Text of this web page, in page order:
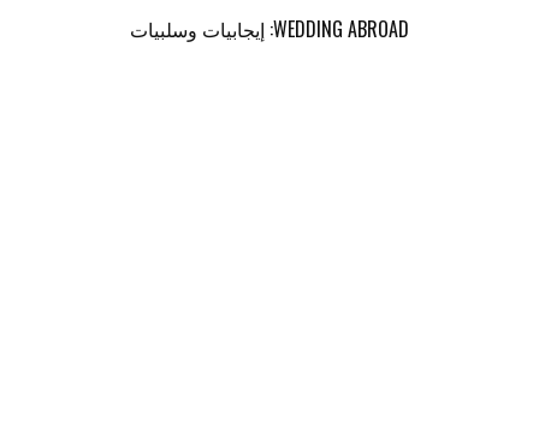
WEDDING ABROAD: إيجابيات وسلبيات